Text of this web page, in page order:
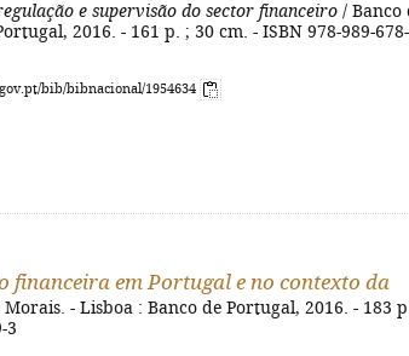
e supervisão do sector financeiro / Banco
2016. - 161 p. ; 30 cm. - ISBN 978-989-678-
bib/bibnacional/1954634
financeira em Portugal e no contexto da
- Lisboa : Banco de Portugal, 2016. - 183
3